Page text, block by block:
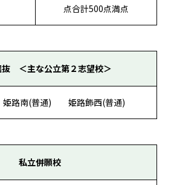
点合計500点満点
抜 ＜主な公立第２志望校＞
路南(普通) 姫路飾西(普通)
私立併願校